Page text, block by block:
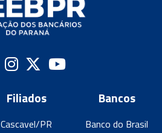
Filiados
Cascavel/PR
Bancos
Banco do Brasil